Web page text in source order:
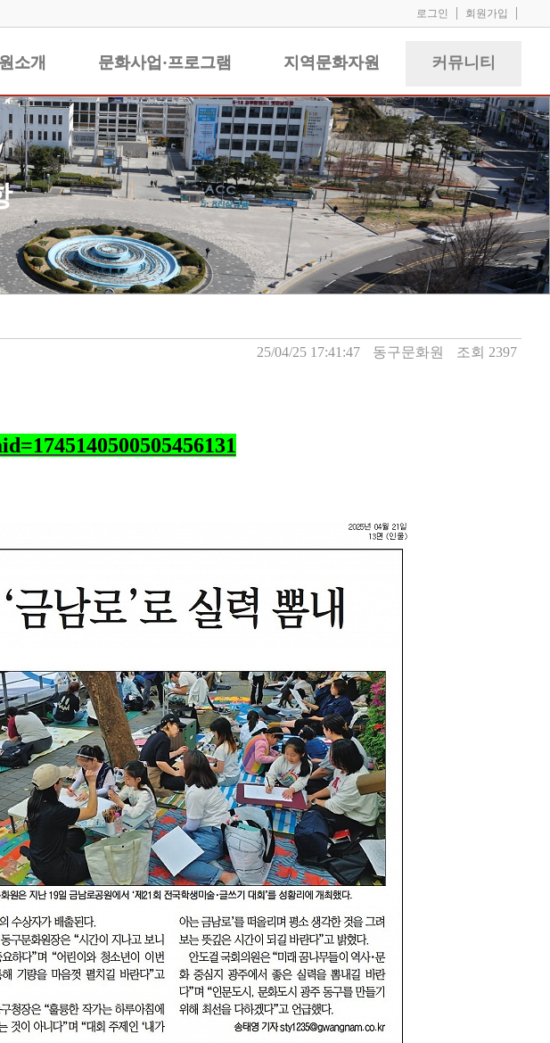
로그인 | 회원가입 |
소개 문화사업·프로그램 지역문화자원 커뮤니티
소개 문화사업·프로그램 지역문화자원 커뮤니티
25/04/25 17:41:47 동구문화원 조회 2397